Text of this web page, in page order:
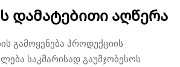
დამატებითი აღწერა
გამოყენება პროდუქციის
საკმარისად გაუმჯობესოს